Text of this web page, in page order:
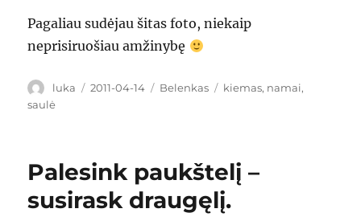
Pagaliau sudėjau šitas foto, niekaip
neprisiruošiau amžinybę
Author
luka
Posted
2011-04-14 Categories
Belenkas Tags
kiemas, namai,
saulė
Palesink paukštelį –
susirask draugęlį.